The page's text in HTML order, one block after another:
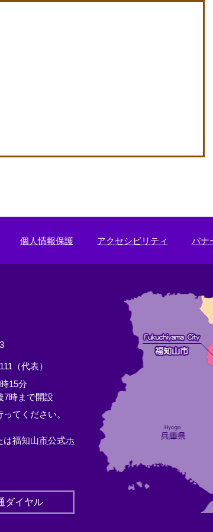
個人情報保護 アクセシビリティ バナ
（代表）
15分
7時まで開設
てください。
は福知山市公式ホ
ダイヤル